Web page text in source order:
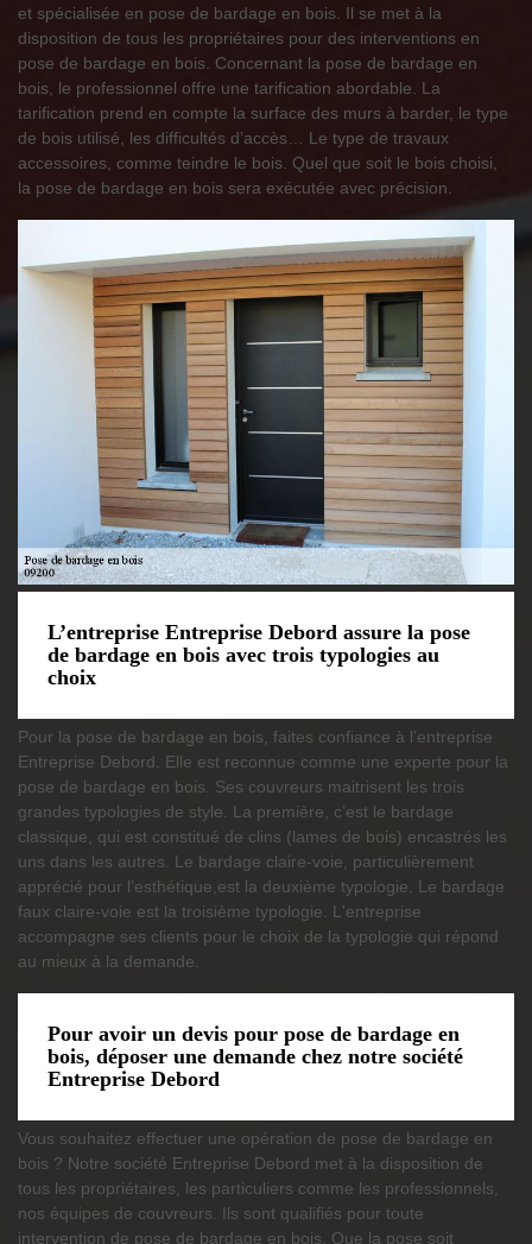
et spécialisée en pose de bardage en bois. Il se met à la
disposition de tous les propriétaires pour des interventions en
pose de bardage en bois. Concernant la pose de bardage en
bois, le professionnel offre une tarification abordable. La
tarification prend en compte la surface des murs à barder, le type
de bois utilisé, les difficultés d’accès… Le type de travaux
accessoires, comme teindre le bois. Quel que soit le bois choisi,
la pose de bardage en bois sera exécutée avec précision.
L’entreprise Entreprise Debord assure la pose
de bardage en bois avec trois typologies au
choix
Pour la pose de bardage en bois, faites confiance à l’entreprise
Entreprise Debord. Elle est reconnue comme une experte pour la
pose de bardage en bois. Ses couvreurs maitrisent les trois
grandes typologies de style. La première, c’est le bardage
classique, qui est constitué de clins (lames de bois) encastrés les
uns dans les autres. Le bardage claire-voie, particulièrement
apprécié pour l’esthétique,est la deuxième typologie. Le bardage
faux claire-voie est la troisième typologie. L'entreprise
accompagne ses clients pour le choix de la typologie qui répond
au mieux à la demande.
Pour avoir un devis pour pose de bardage en
bois, déposer une demande chez notre société
Entreprise Debord
Vous souhaitez effectuer une opération de pose de bardage en
bois ? Notre société Entreprise Debord met à la disposition de
tous les propriétaires, les particuliers comme les professionnels,
nos équipes de couvreurs. Ils sont qualifiés pour toute
intervention de pose de bardage en bois. Que la pose soit